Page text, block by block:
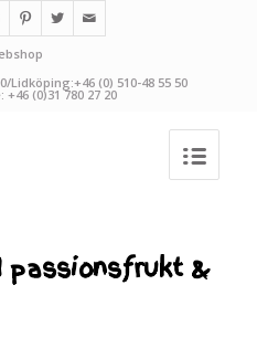
Lidköping:+46 (0) 510-48 55 50
(0)31 780 27 20
passionsfrukt &